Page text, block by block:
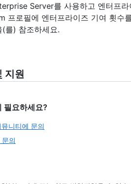
Server를 사용하고 엔터프
프로필에 엔터프라이즈 기여 횟수
(를) 참조하세요.
지원
필요하세요?
니티에 문의
문의